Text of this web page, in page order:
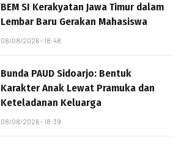
BEM SI Kerakyatan Jawa Timur dalam
Lembar Baru Gerakan Mahasiswa
08/08/2026 - 18:48
Bunda PAUD Sidoarjo: Bentuk
Karakter Anak Lewat Pramuka dan
Keteladanan Keluarga
08/08/2026 - 18:39